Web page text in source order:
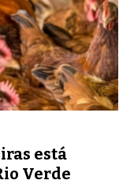
está
Verde